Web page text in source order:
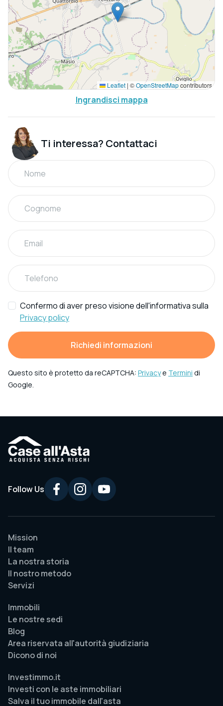
Leaflet | ©OpenStreetMapcontributors
Ingrandisci mappa
Ti interessa? Contattaci
Confermo di aver preso visione dell'informativa sulla
Privacy policy
Richiedi informazioni
Questo sito è protetto da reCAPTCHA: Privacye Termini di
Google.
Follow Us
Mission
Il team
La nostra storia
Il nostro metodo
Servizi
Immobili
Le nostre sedi
Blog
Area riservata all'autorità giudiziaria
Dicono di noi
Investimmo.it
Investi con le aste immobiliari
Salva il tuo immobile dall'asta